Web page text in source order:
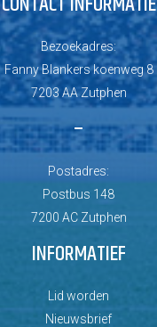
Bezoekadres:
Fanny Blankers koenweg 8
7203 AA Zutphen
–
Postadres:
Postbus 148
7200 AC Zutphen
INFORMATIEF
Lid worden
Nieuwsbrief